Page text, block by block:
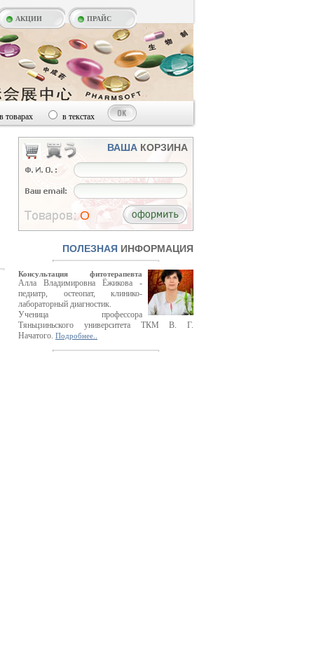
АКЦИИ ПРАЙС
в товарах в текстах
ВАША КОРЗИНА
O
ПОЛЕЗНАЯ ИНФОРМАЦИЯ
Консультация фитотерапевта
Алла Владимировна Ёжикова -
педиатр, остеопат, клинико-
лабораторный диагностик.
Ученица профессора
Тяньцзиньского университета ТКМ В. Г.
Начатого. Подробнее..